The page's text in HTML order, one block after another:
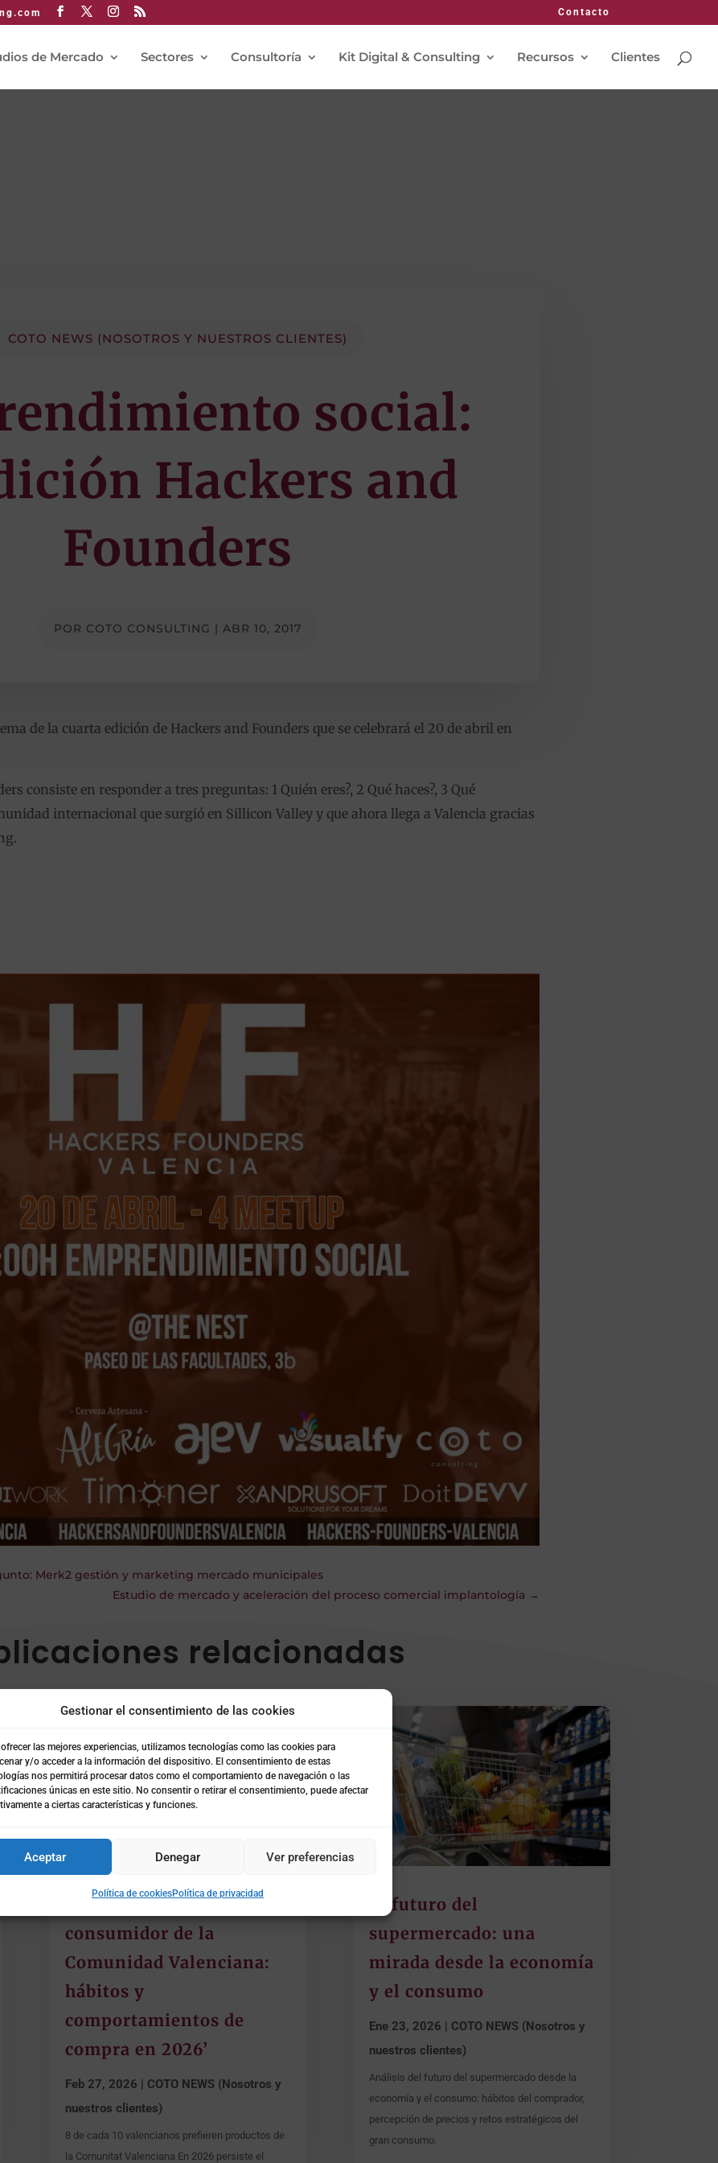
Gestionar el consentimiento de las cookies
ofrecer las mejores experiencias, utilizamos tecnologías como las cookies para
y/o acceder a la información del dispositivo. El consentimiento de estas
nos permitirá procesar datos como el comportamiento de navegación o las
únicas en este sitio. No consentir o retirar el consentimiento, puede afectar
a ciertas características y funciones.
Aceptar Denegar Ver preferencias
Política de cookiesPolítica de privacidad
Contacto
de Mercado Sectores Consultoría Kit Digital & Consulting Recursos Clientes
COTO NEWS (NOSOTROS Y NUESTROS CLIENTES)
social:
Hackers and
Founders
POR COTO CONSULTING | ABR 10, 2017
de la cuarta edición de Hackers and Founders que se celebrará el 20 de abril en
consiste en responder a tres preguntas: 1 Quién eres?, 2 Qué haces?, 3 Qué
internacional que surgió en Sillicon Valley y que ahora llega a Valencia gracias
Merk2 gestión y marketing mercado municipales
Estudio de mercado y aceleración del proceso comercial implantología →
relacionadas
Presentación informe: ‘El
consumidor de la
Comunidad Valenciana:
hábitos y
comportamientos de
compra en 2026’
Feb 27, 2026
COTO NEWS (Nosotros y
nuestros clientes)
8 de cada 10 valencianos prefieren productos de
la Comunitat Valenciana En 2026 persiste el
El futuro del
supermercado: una
mirada desde la economía
y el consumo
Ene 23, 2026
COTO NEWS (Nosotros y
nuestros clientes)
Análisis del futuro del supermercado desde la
economía y el consumo: hábitos del comprador,
percepción de precios y retos estratégicos del
gran consumo.